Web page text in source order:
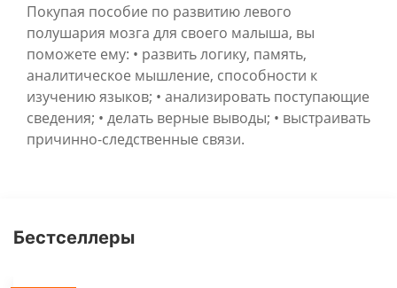
Покупая пособие по развитию левого
полушария мозга для своего малыша, вы
поможете ему: • развить логику, память,
аналитическое мышление, способности к
изучению языков; • анализировать поступающие
сведения; • делать верные выводы; • выстраивать
причинно-следственные связи.
Бестселлеры